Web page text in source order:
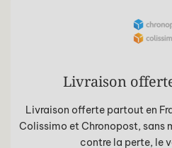
Livraison
Livraison offerte partout en
Colissimo et Chronopost, sans
contre la perte, le